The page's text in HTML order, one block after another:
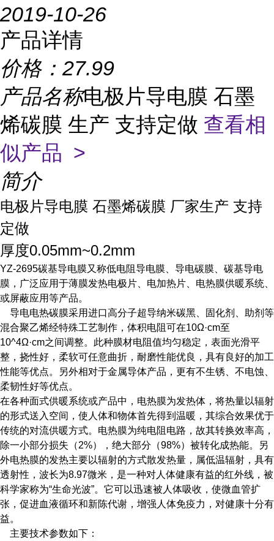
2019-10-26
产品详情
价格： 27.99
产品名称电极片导电膜 石墨
烯碳膜 生产 支持定做 查看相
似产品 >
简介
电极片导电膜 石墨烯碳膜 厂家生产 支持
定做
厚度0.05mm~0.2mm
YZ-2695碳基导电膜又称低电阻导电膜、导电碳膜、碳基导电
膜，广泛应用于薄膜发热电极片、电加热片、电热膜供暖系统、
或屏蔽应用等产品。
导电电热碳膜采用进口高分子超导纳米碳黑、固化剂、助剂等
混合聚乙烯经特殊工艺制作，体积电阻可在10Ω·cm至
10^4Ω·cm之间调整。此种膜材电阻值均匀稳定，表面光滑平
整，挠性好，柔软可任意曲折，耐磨性能优良，具有良好的加工
性能等优点。另外相对于金属导体产品，更有不生锈、不电蚀、
柔韧性好等优点。
在各种面式供暖系统或产品中，电热膜为发热体，将热量以辐射
的形式送入空间，使人体和物体首先得到温暖，其综合效果优于
传统的对流供暖方式。电热膜为纯电阻电路，故其转换效率高，
除一小部分损失（2%），绝大部分（98%）被转化成热能。另
外电热膜的发热主要以辐射的方式散发热量，属低温辐射，具有
透射性，波长为8.97微米，是一种对人体健康有益的红外线，被
科学家称为“生命光波”。它可以迅速被人体吸收，使微血管扩
张，促进血液循环和新陈代谢，增强人体免疫力，对健康十分有
益。
主要技术参数如下：